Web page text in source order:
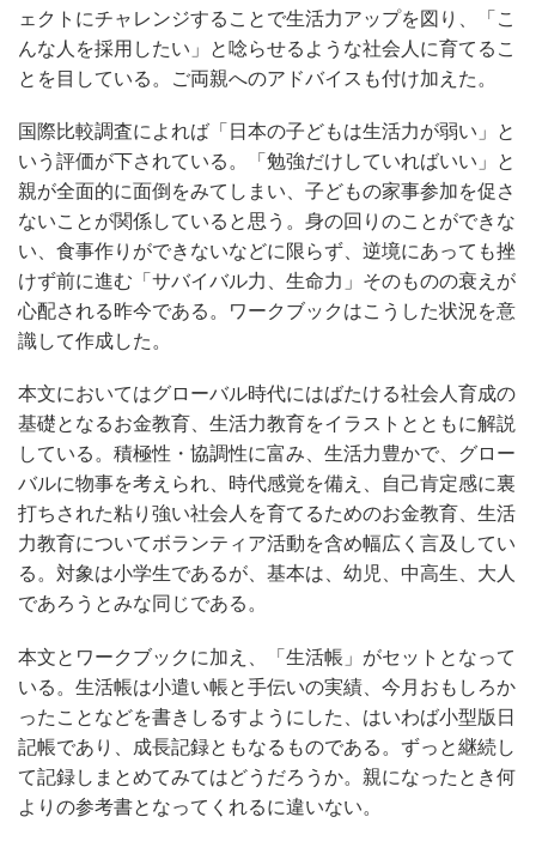
ェクトにチャレンジすることで生活力アップを図り、「こ
んな人を採用したい」と唸らせるような社会人に育てるこ
とを目している。ご両親へのアドバイスも付け加えた。
国際比較調査によれば「日本の子どもは生活力が弱い」と
いう評価が下されている。「勉強だけしていればいい」と
親が全面的に面倒をみてしまい、子どもの家事参加を促さ
ないことが関係していると思う。身の回りのことができな
い、食事作りができないなどに限らず、逆境にあっても挫
けず前に進む「サバイバル力、生命力」そのものの衰えが
心配される昨今である。ワークブックはこうした状況を意
識して作成した。
本文においてはグローバル時代にはばたける社会人育成の
基礎となるお金教育、生活力教育をイラストとともに解説
している。積極性・協調性に富み、生活力豊かで、グロー
バルに物事を考えられ、時代感覚を備え、自己肯定感に裏
打ちされた粘り強い社会人を育てるためのお金教育、生活
力教育についてボランティア活動を含め幅広く言及してい
る。対象は小学生であるが、基本は、幼児、中高生、大人
であろうとみな同じである。
本文とワークブックに加え、「生活帳」がセットとなって
いる。生活帳は小遣い帳と手伝いの実績、今月おもしろか
ったことなどを書きしるすようにした、はいわば小型版日
記帳であり、成長記録ともなるものである。ずっと継続し
て記録しまとめてみてはどうだろうか。親になったとき何
よりの参考書となってくれるに違いない。